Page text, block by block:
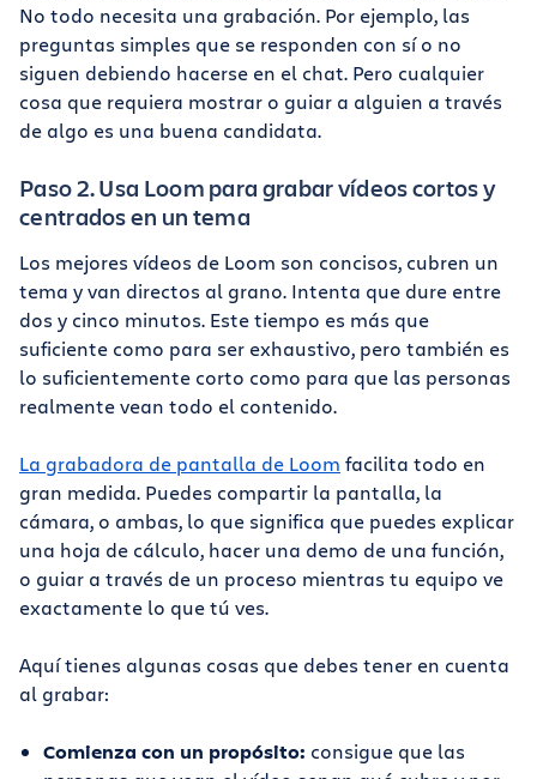
No todo necesita una grabación. Por ejemplo, las
preguntas simples que se responden con sí o no
siguen debiendo hacerse en el chat. Pero cualquier
cosa que requiera mostrar o guiar a alguien a través
de algo es una buena candidata.
Paso 2. Usa Loom para grabar vídeos cortos y
centrados en un tema
Los mejores vídeos de Loom son concisos, cubren un
tema y van directos al grano. Intenta que dure entre
dos y cinco minutos. Este tiempo es más que
suficiente como para ser exhaustivo, pero también es
lo suficientemente corto como para que las personas
realmente vean todo el contenido.
La grabadora de pantalla de Loom facilita todo en
gran medida. Puedes compartir la pantalla, la
cámara, o ambas, lo que significa que puedes explicar
una hoja de cálculo, hacer una demo de una función,
o guiar a través de un proceso mientras tu equipo ve
exactamente lo que tú ves.
Aquí tienes algunas cosas que debes tener en cuenta
al grabar:
Comienza con un propósito: consigue que las